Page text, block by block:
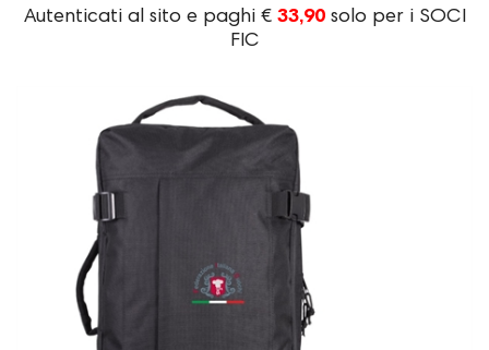
Autenticati al sito e paghi € 33,90solo per i SOCI
FIC